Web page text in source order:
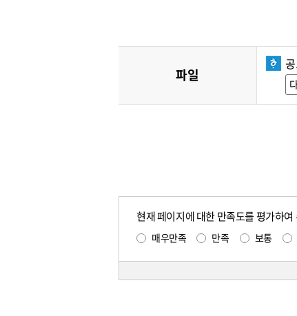
파일
현재 페이지에 대한 만족도를 평가하여
매우만족 만족 보통